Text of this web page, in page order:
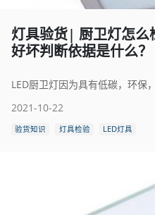
灯具验货| 厨卫灯怎么
好坏判断依据是什么？
2021-10-22
验货知识 灯具检验 LED灯具